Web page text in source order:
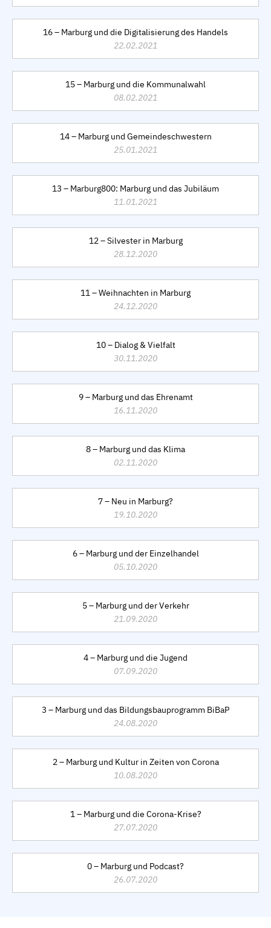
16 – Marburg und die Digitalisierung des Handels
22.02.2021
15 – Marburg und die Kommunalwahl
08.02.2021
14 – Marburg und Gemeindeschwestern
25.01.2021
13 – Marburg800: Marburg und das Jubiläum
11.01.2021
12 – Silvester in Marburg
28.12.2020
11 – Weihnachten in Marburg
24.12.2020
10 – Dialog & Vielfalt
30.11.2020
9 – Marburg und das Ehrenamt
16.11.2020
8 – Marburg und das Klima
02.11.2020
7 – Neu in Marburg?
19.10.2020
6 – Marburg und der Einzelhandel
05.10.2020
5 – Marburg und der Verkehr
21.09.2020
4 – Marburg und die Jugend
07.09.2020
3 – Marburg und das Bildungsbauprogramm BiBaP
24.08.2020
2 – Marburg und Kultur in Zeiten von Corona
10.08.2020
1 – Marburg und die Corona-Krise?
27.07.2020
0 – Marburg und Podcast?
26.07.2020